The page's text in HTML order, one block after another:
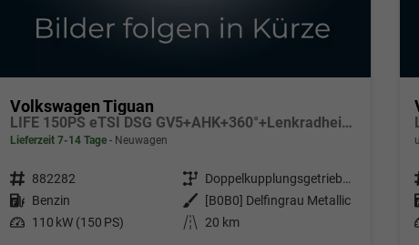
Volkswagen Tiguan
LIFE 150PS eTSI DSG GV5+AHK+360°+Lenkradheiz+IQ.Drive+ACC+App+eHeck+LED
Lieferzeit 7-14 Tage Neuwagen
Fahrzeugnr. 882282 Getriebe
Doppelkupplungsgetriebe (DSG)
Kraftstoff Benzin Außenfarbe
[B0B0] Delfingrau Metallic
Leistung 110 kW (150 PS) Kilometerstand 20 km